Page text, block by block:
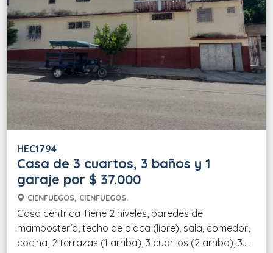
HEC1794
Casa de 3 cuartos, 3 baños y 1
garaje por $ 37.000
CIENFUEGOS, CIENFUEGOS.
Casa céntrica Tiene 2 niveles, paredes de
mampostería, techo de placa (libre), sala, comedor,
cocina, 2 terrazas (1 arriba), 3 cuartos (2 arriba), 3....